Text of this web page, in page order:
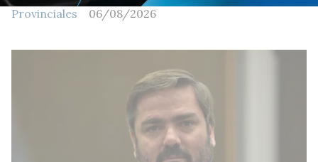
Provinciales 06/08/2026